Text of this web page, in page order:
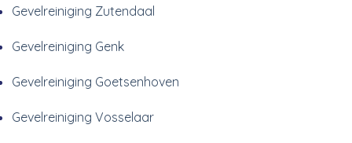
Gevelreiniging Zutendaal
Gevelreiniging Genk
Gevelreiniging Goetsenhoven
Gevelreiniging Vosselaar